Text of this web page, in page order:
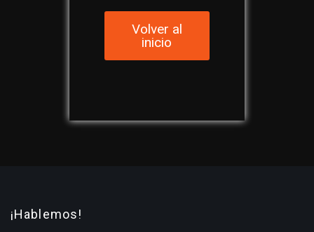
Volver al
inicio
¡Hablemos!